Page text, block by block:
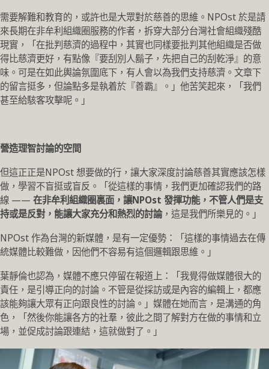
需要解難和教育的，或許也是大眾對於慈善的思維。NPOst 於是請
來長期在非牟利組織圈服務的作者，拆穿大部分台灣社會組織殘酷
現實，「在批判慈濟的過程中，其實也同樣要批判其他組織是否做
得比慈濟更好，有點像『要刮別人鬍子，先把自己的刮乾淨』的意
味。可是在如此輿論氛圍底下，有人會以為我們支持慈濟。文章下
的留言挺多，但論點多是執着於『善霸』。」他苦笑起來，「我們
甚至給駭客攻擊呢。」
營造理智討論的空間
但這正正是NPOst 想要做的行，讓大家深度討論慈善其實應該怎樣
做，學習不盲挺或盲反。「從這樣的事情，我們更加確認我們的路
線 —— 在非牟利組織圈裏面，讓NPOst 發揮功能，不管人們是支
持或是反對，能讓大家充分和熱烈的討論，這是我們所樂見的。」
NPOst 作為台灣的新媒體，是有一定優勢：「這樣的事情過去在傳
統媒體比較難做，因他們不容易有這個邏輯跟思維。」
葉靜倫也認為，媒體不應只停留在報道上：「我覺得做媒體很大的
責任，是引導正向的討論。不管是從採訪或是內容的編輯上，都應
該能夠讓大眾有正向跟良性的討論。」媒體在她而言，是溝通的角
色，「然後你能讓各方的社羣，彼此之間了解對方在做的事情和立
場，並促成討論跟連結，這就做對了。」